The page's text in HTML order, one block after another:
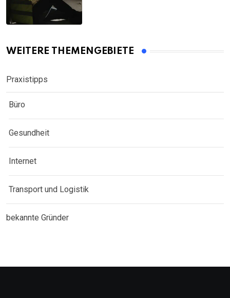
WEITERE THEMENGEBIETE
Praxistipps
Büro
Gesundheit
Internet
Transport und Logistik
bekannte Gründer